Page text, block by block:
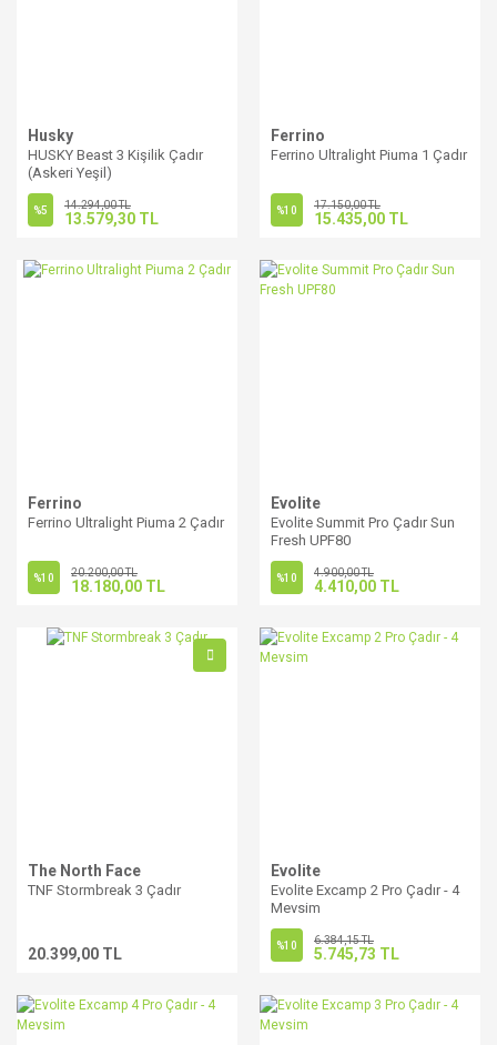
Husky
HUSKY Beast 3 Kişilik Çadır
(Askeri Yeşil)
%5 14.294,00 TL
13.579,30 TL
Ferrino
Ferrino Ultralight Piuma 1 Çadır
%10 17.150,00 TL
15.435,00 TL
Ferrino
Ferrino Ultralight Piuma 2 Çadır
%10 20.200,00 TL
18.180,00 TL
Evolite
Evolite Summit Pro Çadır Sun
Fresh UPF80
%10 4.900,00 TL
4.410,00 TL
The North Face
TNF Stormbreak 3 Çadır
20.399,00 TL
Evolite
Evolite Excamp 2 Pro Çadır - 4
Mevsim
%10 6.384,15 TL
5.745,73 TL